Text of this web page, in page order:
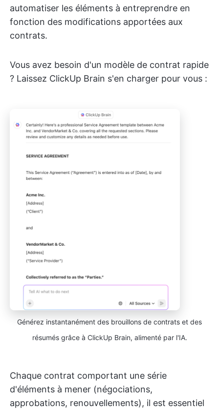
automatiser les éléments à entreprendre en
fonction des modifications apportées aux
contrats.
Vous avez besoin d'un modèle de contrat rapide
? Laissez ClickUp Brain s'en charger pour vous :
Générez instantanément des brouillons de contrats et des
résumés grâce à ClickUp Brain, alimenté par l'IA.
Chaque contrat comportant une série
d'éléments à mener (négociations,
approbations, renouvellements), il est essentiel